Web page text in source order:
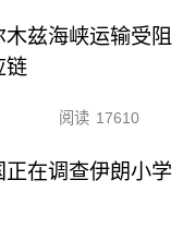
兹海峡运输受阻
链
阅读 17610
在调查伊朗小学